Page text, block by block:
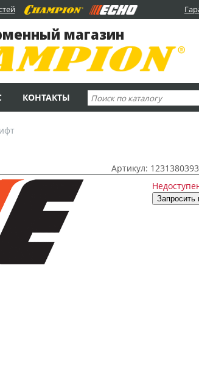
магазин
КОНТАКТЫ
Артикул:
Запросить